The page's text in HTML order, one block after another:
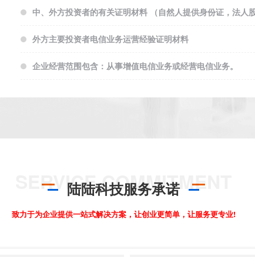
中、外方投资者的有关证明材料 （自然人提供身份证，法人
外方主要投资者电信业务运营经验证明材料
企业经营范围包含：从事增值电信业务或经营电信业务。
陆陆科技服务承诺
致力于为企业提供一站式解决方案，让创业更简单，让服务更专业!